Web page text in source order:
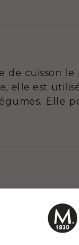
de cuisson
elle est
Elle
cuisson et
plaque de
veillez à
le côté.